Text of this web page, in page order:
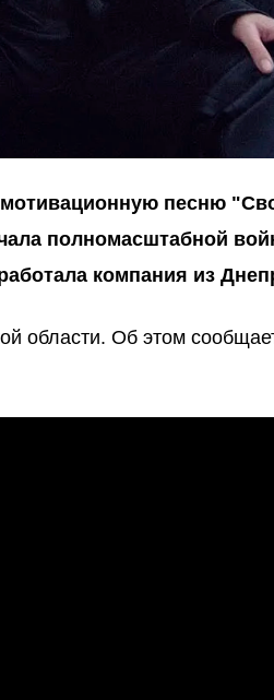
мотивационную песню
полномасштабной
компания из
области. Об этом